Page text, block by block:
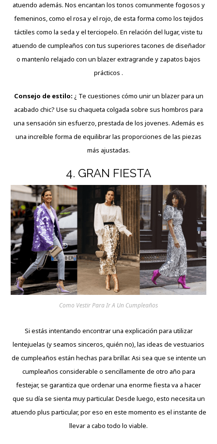
atuendo además. Nos encantan los tonos comunmente fogosos y
femeninos, como el rosa y el rojo, de esta forma como los tejidos
táctiles como la seda y el terciopelo. En relación del lugar, viste tu
atuendo de cumpleaños con tus superiores tacones de diseñador
o mantenlo relajado con un blazer extragrande y zapatos bajos
prácticos .
Consejo de estilo: ¿ Te cuestiones cómo unir un blazer para un
acabado chic? Use su chaqueta colgada sobre sus hombros para
una sensación sin esfuerzo, prestada de los jovenes. Además es
una increíble forma de equilibrar las proporciones de las piezas
más ajustadas.
4. GRAN FIESTA
Como Vestir Para Ir A Un Cumpleaños
Si estás intentando encontrar una explicación para utilizar
lentejuelas (y seamos sinceros, quién no), las ideas de vestuarios
de cumpleaños están hechas para brillar. Asi sea que se intente un
cumpleaños considerable o sencillamente de otro año para
festejar, se garantiza que ordenar una enorme fiesta va a hacer
que su día se sienta muy particular. Desde luego, esto necesita un
atuendo plus particular, por eso en este momento es el instante de
llevar a cabo todo lo viable.